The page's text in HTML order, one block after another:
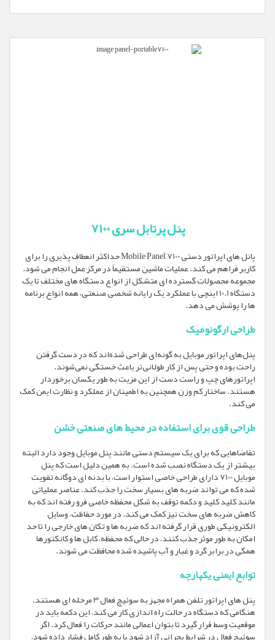
پنل پرتابل سری 7100
پانل های اپراتور دستی Mobile Panel 7100 حداکثر انعطاف پذیری را برای
کاربر فراهم می کند. عملیات ماشین مستقیماً در مرکز عمل انجام می شود.
مجموعه محصولات گسترده ای متشکل از انواع دستگاه های مختلف تا یک
دستگاه 10.1 اینچی با عملکرد یک رایانه شخصی صنعتی، همه انواع برنامه
ها را پوشش می دهد.
طراحی ارگونومیک
پنل‌های اپراتور موبایل به گونه‌ای طراحی شده‌اند که در دست گرفتن
راحت بوده و حتی پس از کار طولانی‌تر باعث خستگی نمی‌شوند.
اپراتورهای چپ و راست دست از این مزیت به طور یکسان برخوردار
هستند. ساختار کم وزن همچنین به اطمینان از عملکرد و نظارت ایمن کمک
می کند.
طراحی قوی برای استفاده در محیط های صنعتی خشن
تقاضاهایی که برای یک سیستم دستی مانند پنل موبایل وجود دارد البته
بیشتر از یک دستگاه نصب شده است. به همین دلیل است که پنل
موبایل 7100 دارای طراحی خاصی استوار است، با بدنه ای دوگانه تقویت
شده که می تواند ضربه های بسیار سخت را جذب کند. عناصر عملیاتی
مانند کلید کلید و دکمه توقف به شکل محفظه خاصی فرو رفته اند که به
کاهش ضربه های سخت نیز کمک می کند. در مورد حفاظت، وسایل
الکترونیکی طوری قرار گرفته اند که ضربه ها و تکان های خارجی را تا حد
امکان به طور موثر جذب کنند، در حالی که محفظه، کابل ها و کانکتورها
همگی در برابر گرد و غبار و آب پاشیده شده محافظت می شوند.
توابع ایمنی یکپارچه
پنل های اپراتور تلفن همراه مجهز به سوئیچ فعال 3 مرحله ای هستند.
هنگامی که دستگاه در حالت راه اندازی کار می کند، این دکمه باید در
موقعیت وسط قرار گیرد تا بتوان اعمالی مانند حرکات را فعال کرد. اگر
سوئیچ فعال در شرایط بحرانی آزاد شود یا به طور کامل فشار داده شود،